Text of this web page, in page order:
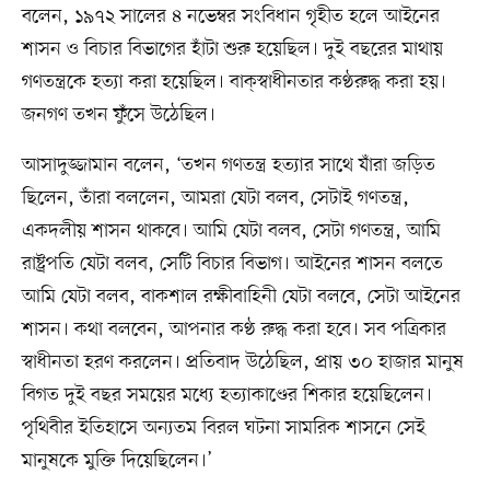
বলেন, ১৯৭২ সালের ৪ নভেম্বর সংবিধান গৃহীত হলে আইনের
শাসন ও বিচার বিভাগের হাঁটা শুরু হয়েছিল। দুই বছরের মাথায়
গণতন্ত্রকে হত্যা করা হয়েছিল। বাক্‌স্বাধীনতার কণ্ঠরুদ্ধ করা হয়।
জনগণ তখন ফুঁসে উঠেছিল।
আসাদুজ্জামান বলেন, ‘তখন গণতন্ত্র হত্যার সাথে যাঁরা জড়িত
ছিলেন, তাঁরা বললেন, আমরা যেটা বলব, সেটাই গণতন্ত্র,
একদলীয় শাসন থাকবে। আমি যেটা বলব, সেটা গণতন্ত্র, আমি
রাষ্ট্রপতি যেটা বলব, সেটি বিচার বিভাগ। আইনের শাসন বলতে
আমি যেটা বলব, বাকশাল রক্ষীবাহিনী যেটা বলবে, সেটা আইনের
শাসন। কথা বলবেন, আপনার কণ্ঠ রুদ্ধ করা হবে। সব পত্রিকার
স্বাধীনতা হরণ করলেন। প্রতিবাদ উঠেছিল, প্রায় ৩০ হাজার মানুষ
বিগত দুই বছর সময়ের মধ্যে হত্যাকাণ্ডের শিকার হয়েছিলেন।
পৃথিবীর ইতিহাসে অন্যতম বিরল ঘটনা সামরিক শাসনে সেই
মানুষকে মুক্তি দিয়েছিলেন।’